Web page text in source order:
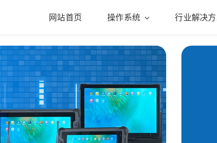
网站首页 操作系统 行业解决